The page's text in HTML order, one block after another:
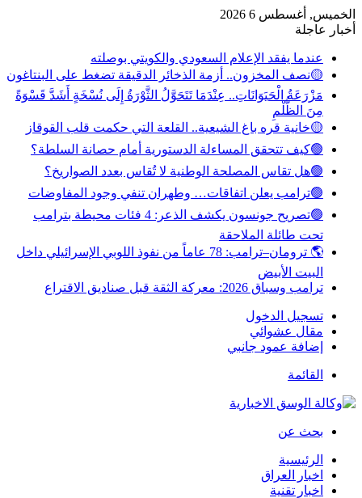
الخميس, أغسطس 6 2026
أخبار عاجلة
عندما يفقد الإعلام السعودي والكويتي بوصلته
🟡نصف المخزون.. أزمة الذخائر الدقيقة تضغط على البنتاغون
مَزْرَعَةُ الْحَيَوَانَاتِ.. عِنْدَمَا تَتَحَوَّلُ الثَّوْرَةُ إِلَى نُسْخَةٍ أَشَدَّ قَسْوَةً
مِنَ الظُّلْمِ
🟡خانية قره باغ الشيعية.. القلعة التي حكمت قلب القوقاز
🟢كيف تتحقق المساءلة الدستورية أمام حصانة السلطة؟
🟢هل تقاس المصلحة الوطنية لا تُقاس بعدد الصواريخ؟
🟢ترامب يعلن اتفاقات… وطهران تنفي وجود المفاوضات
🟢تصريح جونسون يكشف الذعر: 4 فئات محيطة بترامب
تحت طائلة الملاحقة
🌎 ترومان–ترامب: 78 عاماً من نفوذ اللوبي الإسرائيلي داخل
البيت الأبيض
ترامب وسباق 2026: معركة الثقة قبل صناديق الاقتراع
تسجيل الدخول
مقال عشوائي
إضافة عمود جانبي
القائمة
بحث عن
الرئيسية
اخبار العراق
اخبار تقنية